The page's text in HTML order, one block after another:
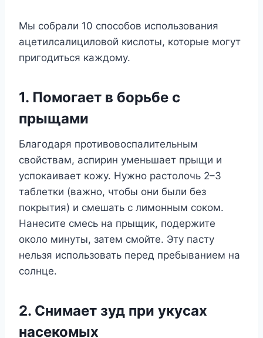
Мы собрали 10 способов использования
ацетилсалициловой кислоты, которые могут
пригодиться каждому.
1. Помогает в борьбе с
прыщами
Благодаря противовоспалительным
свойствам, аспирин уменьшает прыщи и
успокаивает кожу. Нужно растолочь 2–3
таблетки (важно, чтобы они были без
покрытия) и смешать с лимонным соком.
Нанесите смесь на прыщик, подержите
около минуты, затем смойте. Эту пасту
нельзя использовать перед пребыванием на
солнце.
2. Снимает зуд при укусах
насекомых